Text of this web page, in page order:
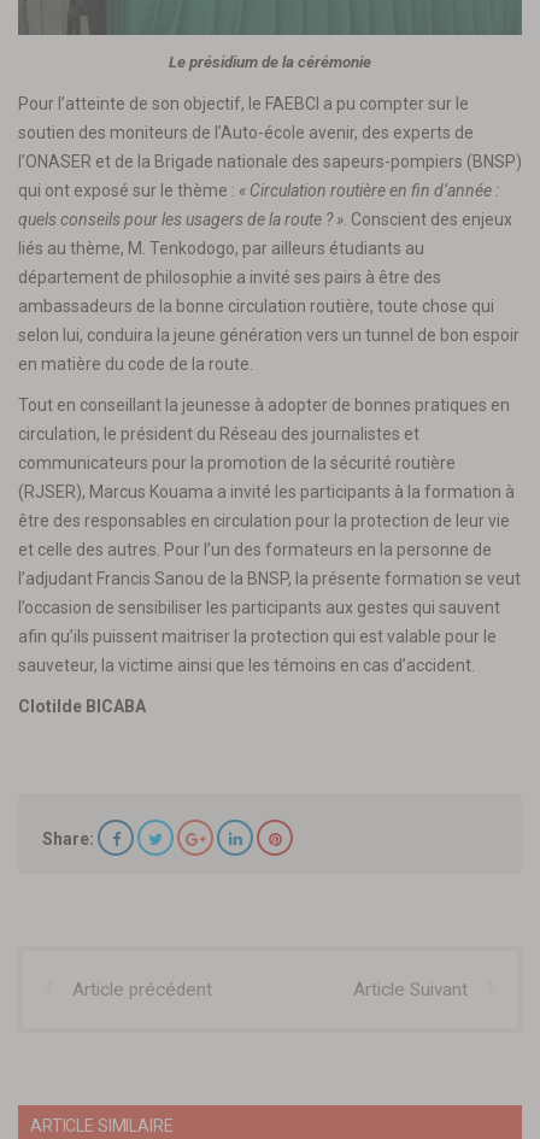
Le présidium de la cérémonie
Pour l’atteinte de son objectif, le FAEBCI a pu compter sur le
soutien des moniteurs de l’Auto-école avenir, des experts de
l’ONASER et de la Brigade nationale des sapeurs-pompiers (BNSP)
qui ont exposé sur le thème : « Circulation routière en fin d’année :
quels conseils pour les usagers de la route ? » . Conscient des enjeux
liés au thème, M. Tenkodogo, par ailleurs étudiants au
département de philosophie a invité ses pairs à être des
ambassadeurs de la bonne circulation routière, toute chose qui
selon lui, conduira la jeune génération vers un tunnel de bon espoir
en matière du code de la route.
Tout en conseillant la jeunesse à adopter de bonnes pratiques en
circulation, le président du Réseau des journalistes et
communicateurs pour la promotion de la sécurité routière
(RJSER), Marcus Kouama a invité les participants à la formation à
être des responsables en circulation pour la protection de leur vie
et celle des autres. Pour l’un des formateurs en la personne de
l’adjudant Francis Sanou de la BNSP, la présente formation se veut
l’occasion de sensibiliser les participants aux gestes qui sauvent
afin qu’ils puissent maitriser la protection qui est valable pour le
sauveteur, la victime ainsi que les témoins en cas d’accident.
Clotilde BICABA
Share:
Article précédent Article Suivant
ARTICLE SIMILAIRE